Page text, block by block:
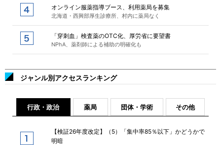
オンライン服薬指導ブース、利用薬局を募集
北海道・西興部厚生診療所、村内に薬局なく
「穿刺血」検査薬のOTC化、厚労省に要望書
NPhA、薬剤師による補助の明確化も
ジャンル別アクセスランキング
行政・政治 薬局 団体・学術 その他
【検証26年度改定】（5）「集中率85％以下」かどうかで
明暗